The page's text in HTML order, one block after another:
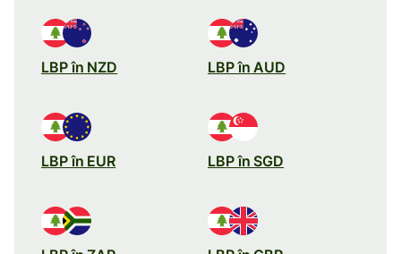
LBP în NZD LBP în AUD
LBP în EUR LBP în SGD